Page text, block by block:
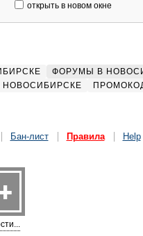
открыть в новом окне
ФОРУМЫ В
НОВОСИБИРСКЕ
Бан-лист Правила Help